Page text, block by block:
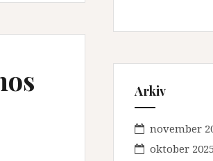
Arkiv
november
oktober 2025